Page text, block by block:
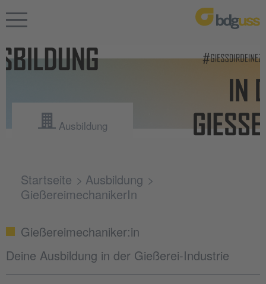
Ausbildung
Startseite
Ausbildung
GießereimechanikerIn
Gießereimechaniker:in
Deine Ausbildung in der Gießerei-Industrie